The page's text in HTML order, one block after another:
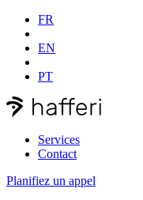
FR
EN
PT
Services
Contact
Planifiez un appel